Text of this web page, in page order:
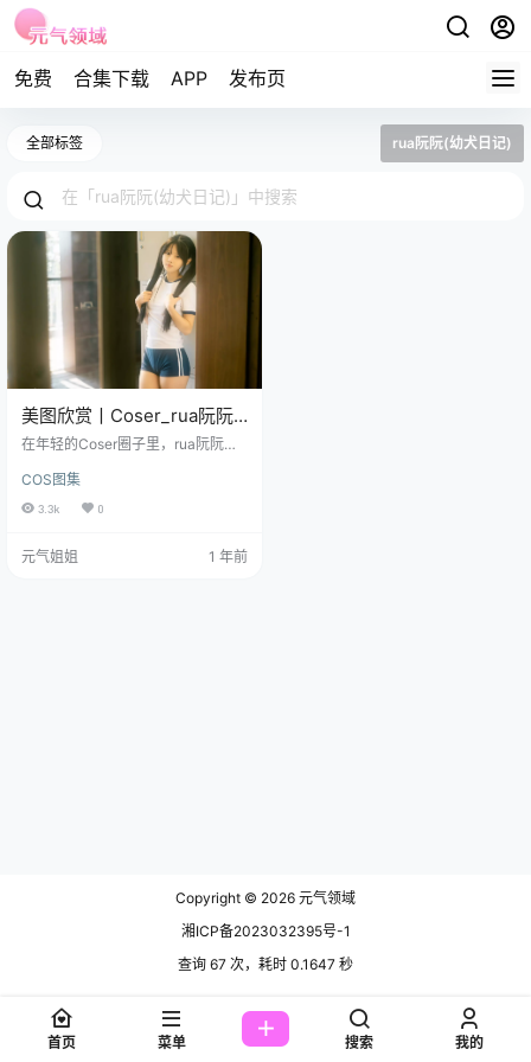
免费 合集下载 APP 发布页
全部标签 rua阮阮(幼犬日记)
美图欣赏丨Coser_rua阮阮-
春の更衣室-体操服 [47P-
在年轻的Coser圈子里，rua阮阮就
丝的目光。 她作为来自湖南长沙的
小可爱，每一部作品都是很精彩
末尾获取 今天，我们就来聊聊她的
COS图集
3.3k 0
元气姐姐 1 年前
Copyright © 2026 元气领域
湘ICP备2023032395号-1
查询 67 次，耗时 0.1647 秒
首页 菜单 搜索 我的